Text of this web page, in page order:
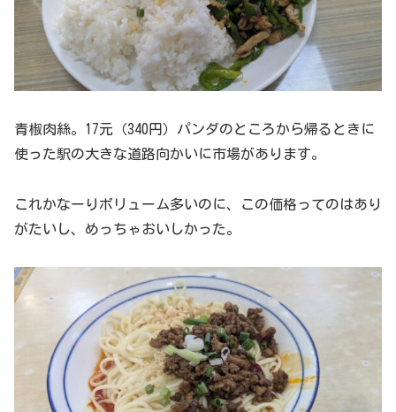
青椒肉絲。17元（340円）パンダのところから帰るときに
使った駅の大きな道路向かいに市場があります。
これかなーりボリューム多いのに、この価格ってのはあり
がたいし、めっちゃおいしかった。